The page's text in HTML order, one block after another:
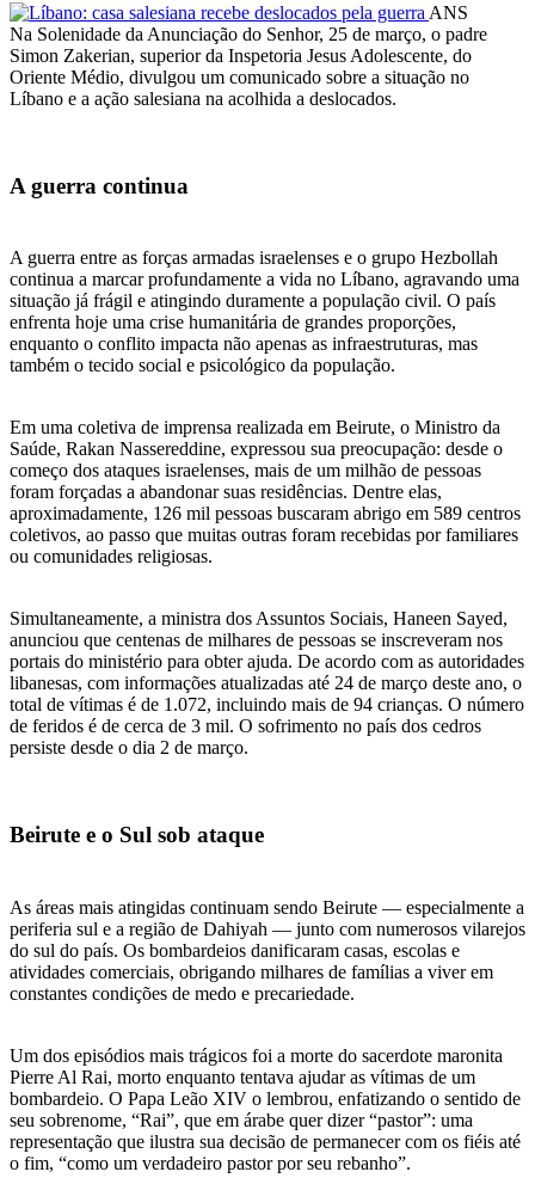
ANS
Na Solenidade da Anunciação do Senhor, 25 de março, o padre
Simon Zakerian, superior da Inspetoria Jesus Adolescente, do
Oriente Médio, divulgou um comunicado sobre a situação no
Líbano e a ação salesiana na acolhida a deslocados.
A guerra continua
A guerra entre as forças armadas israelenses e o grupo Hezbollah
continua a marcar profundamente a vida no Líbano, agravando uma
situação já frágil e atingindo duramente a população civil. O país
enfrenta hoje uma crise humanitária de grandes proporções,
enquanto o conflito impacta não apenas as infraestruturas, mas
também o tecido social e psicológico da população.
Em uma coletiva de imprensa realizada em Beirute, o Ministro da
Saúde, Rakan Nassereddine, expressou sua preocupação: desde o
começo dos ataques israelenses, mais de um milhão de pessoas
foram forçadas a abandonar suas residências. Dentre elas,
aproximadamente, 126 mil pessoas buscaram abrigo em 589 centros
coletivos, ao passo que muitas outras foram recebidas por familiares
ou comunidades religiosas.
Simultaneamente, a ministra dos Assuntos Sociais, Haneen Sayed,
anunciou que centenas de milhares de pessoas se inscreveram nos
portais do ministério para obter ajuda. De acordo com as autoridades
libanesas, com informações atualizadas até 24 de março deste ano, o
total de vítimas é de 1.072, incluindo mais de 94 crianças. O número
de feridos é de cerca de 3 mil. O sofrimento no país dos cedros
persiste desde o dia 2 de março.
Beirute e o Sul sob ataque
As áreas mais atingidas continuam sendo Beirute — especialmente a
periferia sul e a região de Dahiyah — junto com numerosos vilarejos
do sul do país. Os bombardeios danificaram casas, escolas e
atividades comerciais, obrigando milhares de famílias a viver em
constantes condições de medo e precariedade.
Um dos episódios mais trágicos foi a morte do sacerdote maronita
Pierre Al Rai, morto enquanto tentava ajudar as vítimas de um
bombardeio. O Papa Leão XIV o lembrou, enfatizando o sentido de
seu sobrenome, “Rai”, que em árabe quer dizer “pastor”: uma
representação que ilustra sua decisão de permanecer com os fiéis até
o fim, “como um verdadeiro pastor por seu rebanho”.